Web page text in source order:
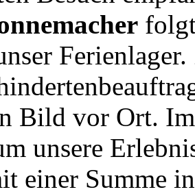
Bild vor Ort.
unsere
einer Summe